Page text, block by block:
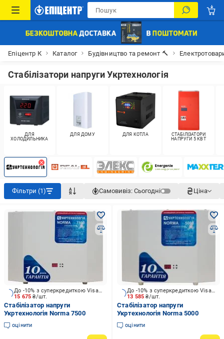
Епіцентр К Каталог Будівництво та ремонт 🔨
Стабілізатори напруги Укртехнологія
ДЛЯ
ХОЛОДИЛЬНИКА
ДЛЯ ДОМУ ДЛЯ КОТЛА
СТАБІЛІЗАТОРИ
НАПРУГИ 5 КВТ
Фільтри (1) Самовивіз: Сьогодні Ціна
15 675₴/шт.
До -10% з суперкредиткою Visa Вигода
Стабілізатор напруги
Укртехнологія Norma 7500
оцінити
13 585₴/шт.
До -10% з суперкредиткою Visa Вигода
Стабілізатор напруги
Укртехнологія Norma 5000
оцінити